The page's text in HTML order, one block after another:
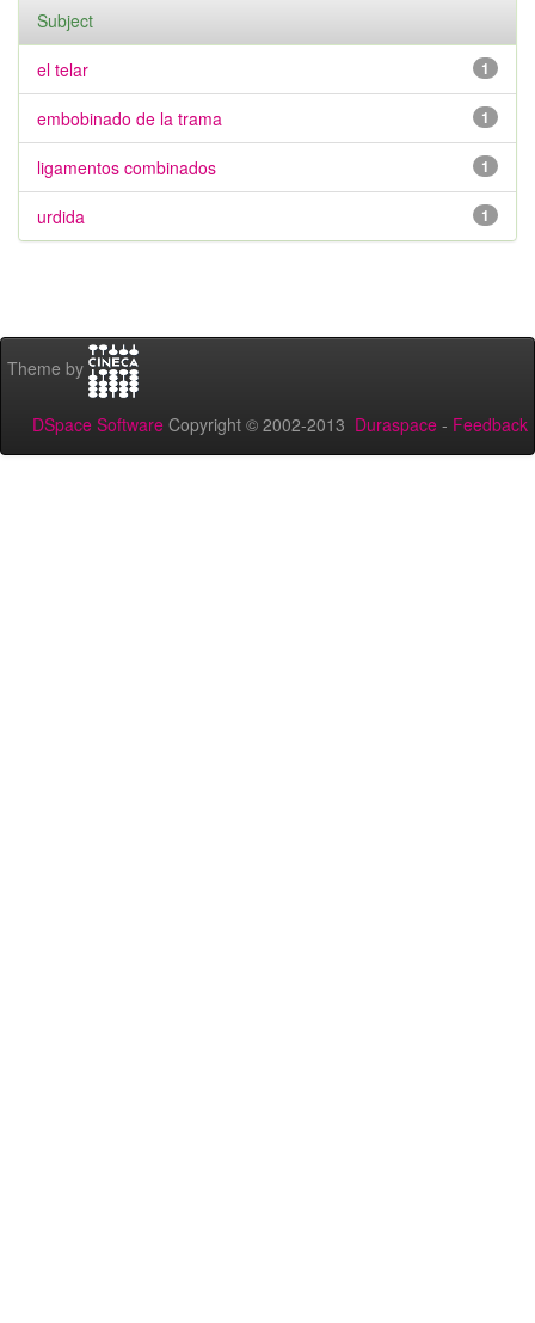
Subject
1
el telar
1
embobinado de la trama
1
ligamentos combinados
1
urdida
Theme by
DSpace Software Copyright © 2002-2013 Duraspace - Feedback